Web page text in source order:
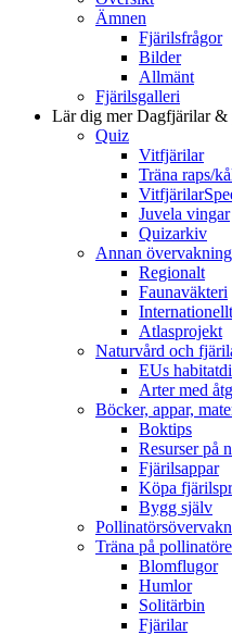
Ämnen
Fjärilsfrågor
Bilder
Allmänt
Fjärilsgalleri
Lär dig merDagfjärilar &
Quiz
Vitfjärilar
Träna raps/
Juvela vingar
Quizarkiv
Annan övervakning
Regionalt
Faunaväkteri
Internationellt
Atlasprojekt
Naturvård och
EUs
Arter med
Böcker, appar,
Boktips
Resurser på
Fjärilsappar
Köpa
Bygg själv
Träna på
Blomflugor
Humlor
Solitärbin
Fjärilar